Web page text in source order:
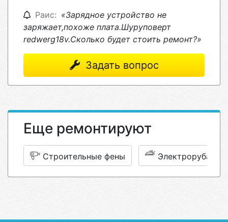
Раис: «Зарядное устройство не
заряжает,похоже плата.Шуруповерт
redwerg18v.Сколько будет стоить ремонт?»
Задать вопрос
Еще ремонтируют
Строительные фены Электрорубанки